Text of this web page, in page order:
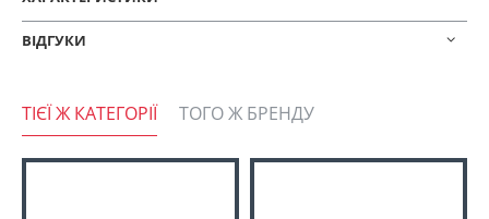
ВІДГУКИ
ТІЄЇ Ж КАТЕГОРІЇ ТОГО Ж БРЕНДУ